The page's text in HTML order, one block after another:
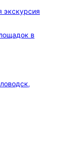
экскурсия
в